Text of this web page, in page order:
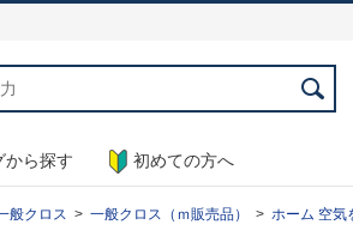
から探す 初めての方へ
般クロス 一般クロス（ｍ販売品） ホーム 空気